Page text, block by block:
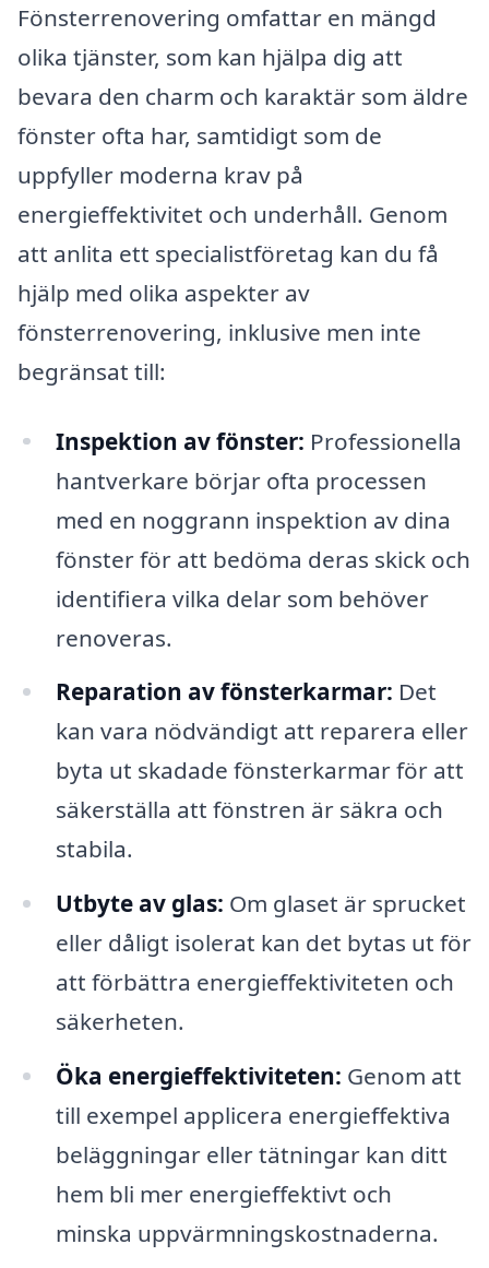
Fönsterrenovering omfattar en mängd
olika tjänster, som kan hjälpa dig att
bevara den charm och karaktär som äldre
fönster ofta har, samtidigt som de
uppfyller moderna krav på
energieffektivitet och underhåll. Genom
att anlita ett specialistföretag kan du få
hjälp med olika aspekter av
fönsterrenovering, inklusive men inte
begränsat till:
Inspektion av fönster: Professionella
hantverkare börjar ofta processen
med en noggrann inspektion av dina
fönster för att bedöma deras skick och
identifiera vilka delar som behöver
renoveras.
Reparation av fönsterkarmar: Det
kan vara nödvändigt att reparera eller
byta ut skadade fönsterkarmar för att
säkerställa att fönstren är säkra och
stabila.
Utbyte av glas: Om glaset är sprucket
eller dåligt isolerat kan det bytas ut för
att förbättra energieffektiviteten och
säkerheten.
Öka energieffektiviteten: Genom att
till exempel applicera energieffektiva
beläggningar eller tätningar kan ditt
hem bli mer energieffektivt och
minska uppvärmningskostnaderna.